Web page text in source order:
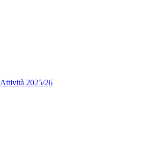
Attività 2025/26